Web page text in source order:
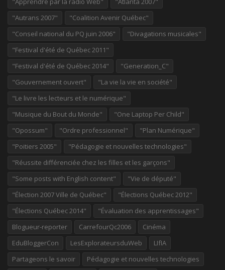
"Autrans 2007"
"Coalition Avenir Québec"
"Conseil national du PQ juin 2006"
"Divagations musicales"
"Festival d'été de Québec 2011"
"Festival d'été de Québec 2014"
"Generation_C"
"Gouvernement ouvert"
"La vie la vie en société"
"Le livre les lecteurs et le numérique"
"Musique du Bout du Monde"
"One Laptop Per Child"
"Opossum"
"Ordre professionnel"
"Plan Numérique"
"Poitiers 2005"
"Pédagogie et nouvelles technologies"
"Réussite différenciée chez les filles et les garçons"
"Some posts with English content"
"Vie de député"
"Élection 2007 Ville de Québec"
"Élections Québec 2012"
"Élections Québec 2014"
"Évaluation des apprentissages"
Blogueur-reporter
CarrefourQc2006
Cinéma
EduBloggerCon
LesExplorateursduWeb
LIfIA
Partageons le savoir
Pédagogie et nouvelles technologies